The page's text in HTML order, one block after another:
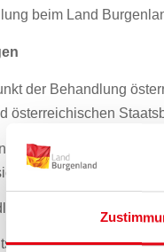
beim Land
der Behandlung
österreichischen
ihren Hauptwohnsitz
sind,
einer schwer- oder
Verordnung